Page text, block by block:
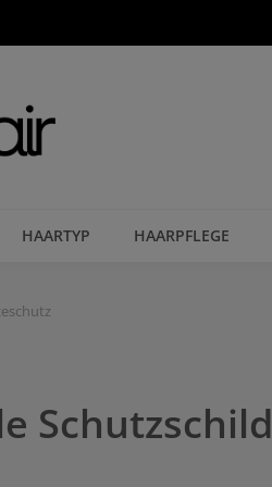
HAARTYP HAARPFLEGE
Schutzschild